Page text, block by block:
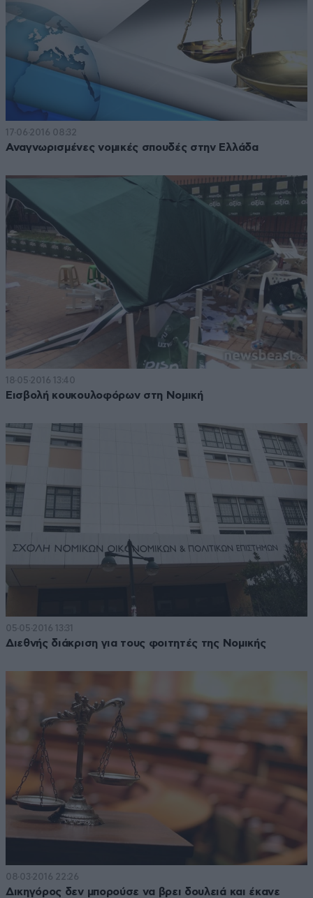
17·06·2016 08:32
Αναγνωρισμένες νομικές σπουδές στην Ελλάδα
18·05·2016 13:40
Εισβολή κουκουλοφόρων στη Νομική
05·05·2016 13:31
Διεθνής διάκριση για τους φοιτητές της Νομικής
08·03·2016 22:26
Δικηγόρος δεν μπορούσε να βρει δουλειά και έκανε